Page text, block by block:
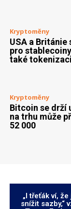
Kryptoměny
USA a
pro
také tokenizaci
Kryptoměny
Bitcoin se drží
na trhu může
52 000
„I třeťák ví,
snížit sazby,“